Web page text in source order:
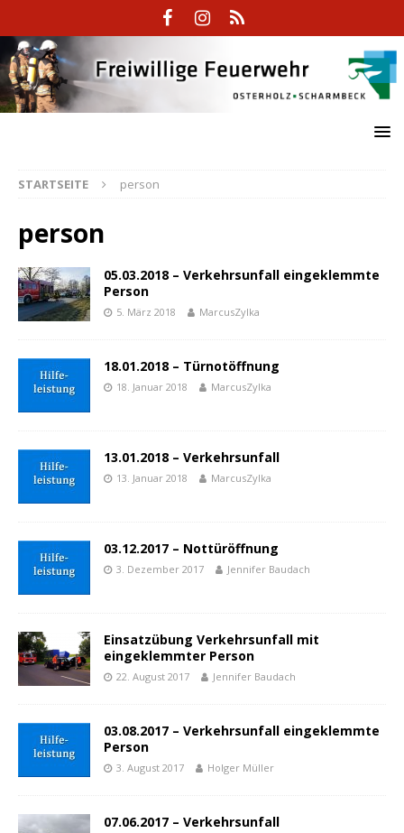
STARTSEITE person
person
05.03.2018 – Verkehrsunfall eingeklemmte
Person
5. März 2018 MarcusZylka
18.01.2018 – Türnotöffnung
18. Januar 2018 MarcusZylka
13.01.2018 – Verkehrsunfall
13. Januar 2018 MarcusZylka
03.12.2017 – Nottüröffnung
3. Dezember 2017 Jennifer Baudach
Einsatzübung Verkehrsunfall mit
eingeklemmter Person
22. August 2017 Jennifer Baudach
03.08.2017 – Verkehrsunfall eingeklemmte
Person
3. August 2017 Holger Müller
07.06.2017 – Verkehrsunfall